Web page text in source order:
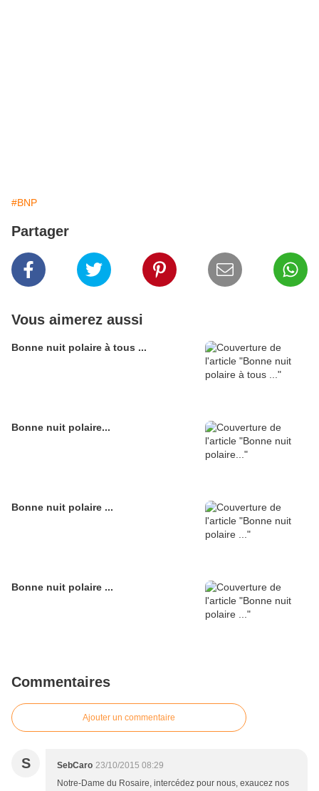
#BNP
Partager
Vous aimerez aussi
Bonne nuit polaire à tous ...
Bonne nuit polaire...
Bonne nuit polaire ...
Bonne nuit polaire ...
Commentaires
Ajouter un commentaire
S SebCaro 23/10/2015 08:29
Notre-Dame du Rosaire, intercédez pour nous, exaucez nos